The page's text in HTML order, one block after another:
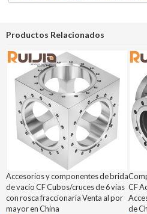
Productos Relacionados
Accesorios y componentes de brida
de vacío CF Cubos/cruces de 6 vías
con rosca fraccionaria Venta al por
mayor en China
CF
de